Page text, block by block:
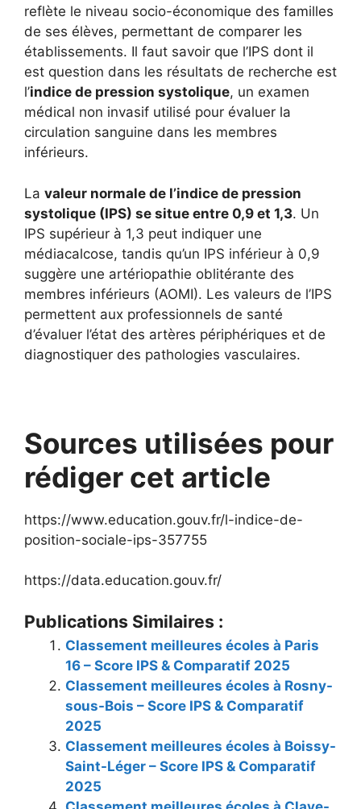
reflète le niveau socio-économique des familles
de ses élèves, permettant de comparer les
établissements. Il faut savoir que l’IPS dont il
est question dans les résultats de recherche est
l’indice de pression systolique, un examen
médical non invasif utilisé pour évaluer la
circulation sanguine dans les membres
inférieurs.
La valeur normale de l’indice de pression
systolique (IPS) se situe entre 0,9 et 1,3. Un
IPS supérieur à 1,3 peut indiquer une
médiacalcose, tandis qu’un IPS inférieur à 0,9
suggère une artériopathie oblitérante des
membres inférieurs (AOMI). Les valeurs de l’IPS
permettent aux professionnels de santé
d’évaluer l’état des artères périphériques et de
diagnostiquer des pathologies vasculaires.
Sources utilisées pour
rédiger cet article
https://www.education.gouv.fr/l-indice-de-
position-sociale-ips-357755
https://data.education.gouv.fr/
Publications Similaires :
Classement meilleures écoles à Paris
16 – Score IPS & Comparatif 2025
Classement meilleures écoles à Rosny-
sous-Bois – Score IPS & Comparatif
2025
Classement meilleures écoles à Boissy-
Saint-Léger – Score IPS & Comparatif
2025